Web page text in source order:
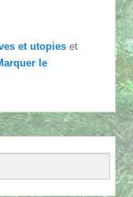
et utopies et
le